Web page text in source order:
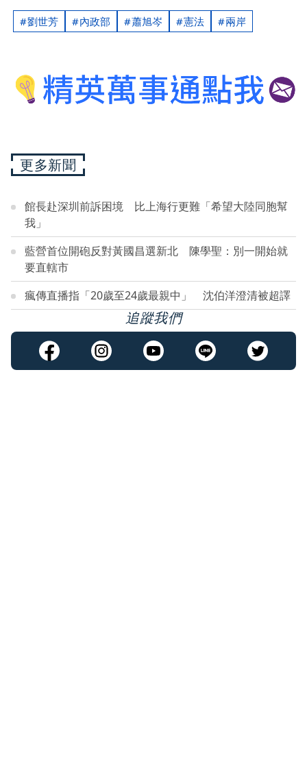
劉世芳 內政部 蕭旭岑 憲法 兩岸
更多新聞
館長赴深圳前訴困境 比上海行更難「希望大陸同胞幫
我」
藍營首位開砲反對黃國昌選新北 陳學聖：別一開始就
要直轄市
瘋傳直播指「20歲至24歲最親中」 沈伯洋澄清被超譯
追蹤我們